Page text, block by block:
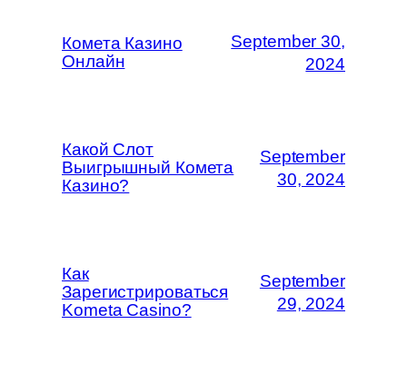
Комета Казино
Онлайн
September 30,
2024
Какой Слот
Выигрышный Комета
Казино?
September
30, 2024
Как
Зарегистрироваться
Kometa Casino?
September
29, 2024